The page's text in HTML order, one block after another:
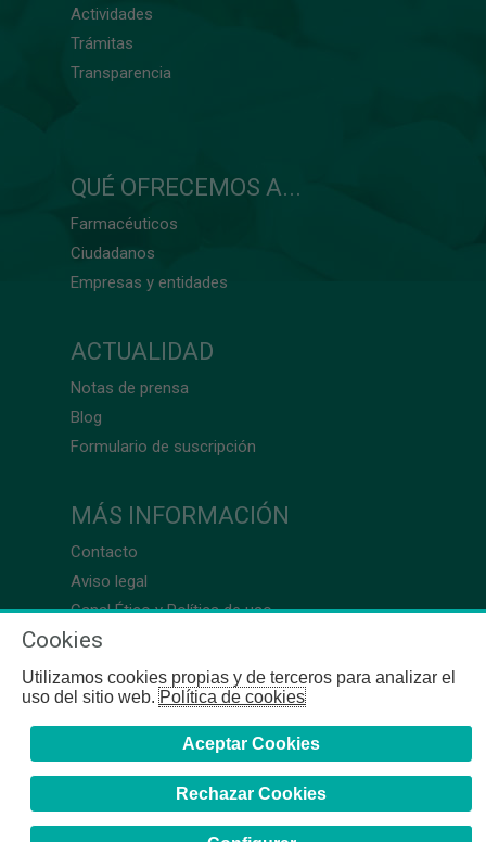
Actividades
Trámitas
Transparencia
QUÉ OFRECEMOS A...
Farmacéuticos
Ciudadanos
Empresas y entidades
ACTUALIDAD
Notas de prensa
Blog
Formulario de suscripción
MÁS INFORMACIÓN
Contacto
Aviso legal
Canal Ético y Política de uso
Cookies
Utilizamos cookies propias y de terceros para analizar el
uso del sitio web.Política de cookies
Aceptar Cookies
Rechazar Cookies